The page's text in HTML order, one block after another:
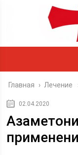
Главная › Лечение
02.04.2020